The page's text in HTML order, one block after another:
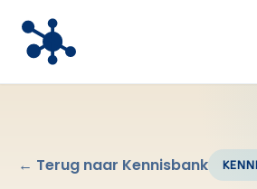
← Terug naar Kennisbank